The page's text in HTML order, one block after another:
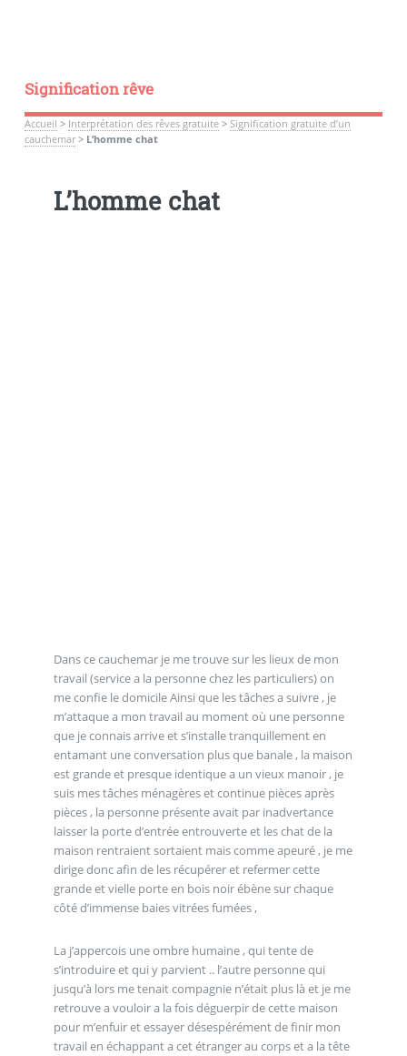
Signification rêve
Accueil > Interprétation des rêves gratuite> Signification gratuite d’un
cauchemar> L’homme chat
L’homme chat
Dans ce cauchemar je me trouve sur les lieux de mon
travail (service a la personne chez les particuliers) on
me confie le domicile Ainsi que les tâches a suivre , je
m’attaque a mon travail au moment où une personne
que je connais arrive et s’installe tranquillement en
entamant une conversation plus que banale , la maison
est grande et presque identique a un vieux manoir , je
suis mes tâches ménagères et continue pièces après
pièces , la personne présente avait par inadvertance
laisser la porte d’entrée entrouverte et les chat de la
maison rentraient sortaient mais comme apeuré , je me
dirige donc afin de les récupérer et refermer cette
grande et vielle porte en bois noir ébène sur chaque
côté d’immense baies vitrées fumées ,
La j’appercois une ombre humaine , qui tente de
s’introduire et qui y parvient .. l’autre personne qui
jusqu’à lors me tenait compagnie n’était plus là et je me
retrouve a vouloir a la fois déguerpir de cette maison
pour m’enfuir et essayer désespérément de finir mon
travail en échappant a cet étranger au corps et a la tête